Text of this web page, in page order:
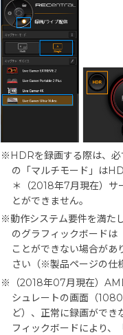
※HDRを録画する際は、必
の「マルチモード」は
＊（2018年7月現在）
とができません。
※動作システム要件を満た
のグラフィックボード
ことができない場合があ
さい（※製品ページの仕
※（2018年07月現在）
シュレートの画面（
ど）、正常に録画ができ
フィックボードにより